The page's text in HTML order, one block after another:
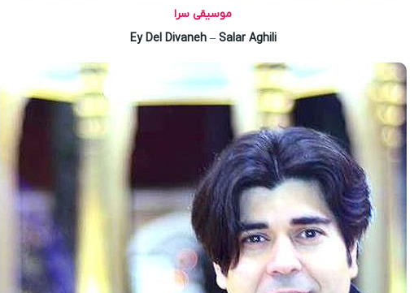
موسیقی سرا
Ey Del Divaneh– Salar Aghili